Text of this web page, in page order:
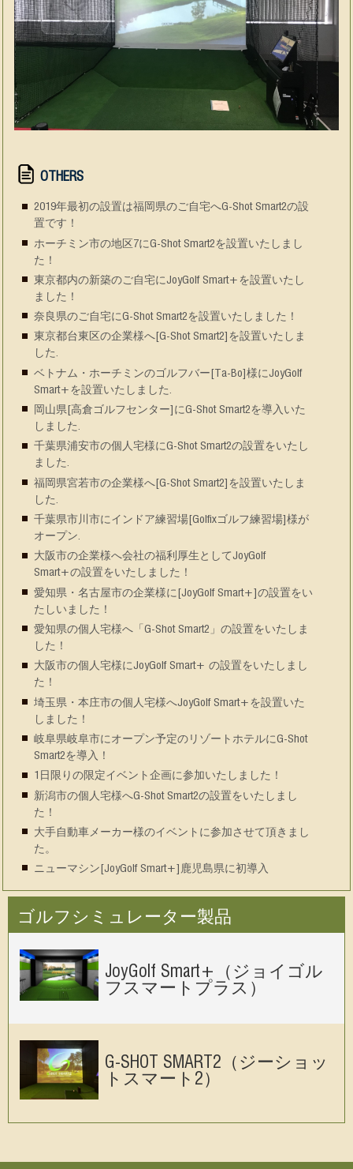
OTHERS
2019年最初の設置は福岡県のご自宅へG-Shot Smart2の設
置です！
ホーチミン市の地区7にG-Shot Smart2を設置いたしまし
た！
東京都内の新築のご自宅にJoyGolf Smart+を設置いたし
ました！
奈良県のご自宅にG-Shot Smart2を設置いたしました！
東京都台東区の企業様へ[G-Shot Smart2]を設置いたしま
した.
ベトナム・ホーチミンのゴルフバー[Ta-Bo]様にJoyGolf
Smart+を設置いたしました.
岡山県[高倉ゴルフセンター]にG-Shot Smart2を導入いた
しました.
千葉県浦安市の個人宅様にG-Shot Smart2の設置をいたし
ました.
福岡県宮若市の企業様へ[G-Shot Smart2]を設置いたしま
した.
千葉県市川市にインドア練習場[Golfixゴルフ練習場]様が
オープン.
大阪市の企業様へ会社の福利厚生としてJoyGolf
Smart+の設置をいたしました！
愛知県・名古屋市の企業様に[JoyGolf Smart+]の設置をい
たしいました！
愛知県の個人宅様へ「G-Shot Smart2」の設置をいたしま
した！
大阪市の個人宅様にJoyGolf Smart+ の設置をいたしまし
た！
埼玉県・本庄市の個人宅様へJoyGolf Smart+を設置いた
しました！
岐阜県岐阜市にオープン予定のリゾートホテルにG-Shot
Smart2を導入！
1日限りの限定イベント企画に参加いたしました！
新潟市の個人宅様へG-Shot Smart2の設置をいたしまし
た！
大手自動車メーカー様のイベントに参加させて頂きまし
た。
ニューマシン[JoyGolf Smart+]鹿児島県に初導入
ゴルフシミュレーター製品
JoyGolf Smart+（ジョイゴル
フスマートプラス）
G-SHOT SMART2（ジーショッ
トスマート2）